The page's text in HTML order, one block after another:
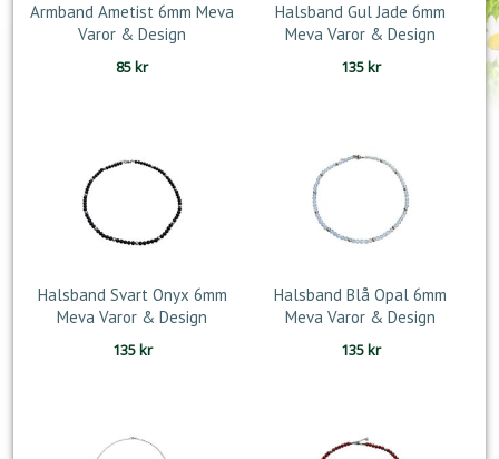
Armband Ametist 6mm Meva
Varor & Design
85 kr
Halsband Gul Jade 6mm
Meva Varor & Design
135 kr
Halsband Svart Onyx 6mm
Meva Varor & Design
135kr
Halsband Blå Opal 6mm
Meva Varor & Design
135kr